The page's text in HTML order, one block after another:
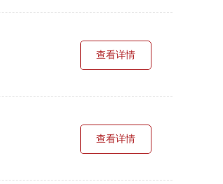
查看详情
查看详情